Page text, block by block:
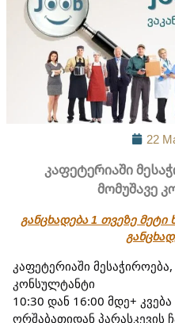
22
კაფეტერიაში
მომუშავე
განცხადება 1 თვეზე მეტი
კაფეტერიაში
კონსულტანტი
10:30 დან 16:00 მდე+ კვება
ორშაბათიდან პარასკევის